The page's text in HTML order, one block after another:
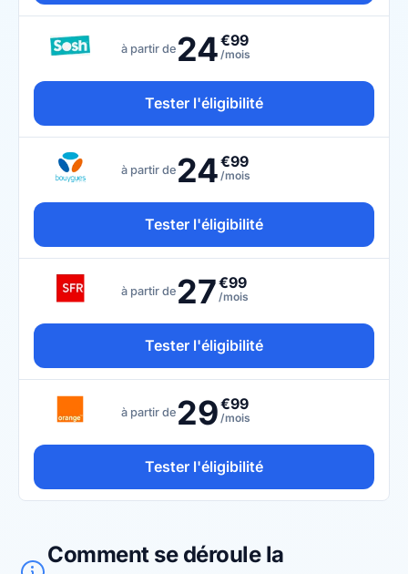
à partir de 24€99
/mois
Tester l'éligibilité
à partir de 24€99
/mois
Tester l'éligibilité
à partir de 27€99
/mois
Tester l'éligibilité
à partir de 29€99
/mois
Tester l'éligibilité
Comment se déroule la